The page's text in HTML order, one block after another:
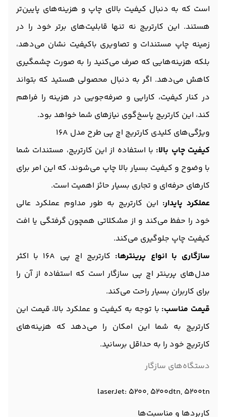
است که به دنبال کیفیت بالای چاپ و هزینه‌های پایین‌تر
هستند. این کارتریج نه تنها قابلیت‌های برتر خود را در
زمینه چاپ مستندات و تصاویری باکیفیت نشان می‌دهد،
بلکه هزینه‌هایی که صرف می‌کنید را به صورت چشمگیری
کاهش می‌دهد. اگر به دنبال محصولی هستید که بتواند
در کنار کیفیت، کارایی و صرفه‌جویی در هزینه را فراهم
کند، این کارتریج پاسخ‌گوی نیازهای شما خواهد بود.
ویژگی‌های کلیدی کارتریج اچ پی طرح مدل 16A
کیفیت چاپ بالا: با استفاده از این کارتریج، مستندات شما
با وضوح و کیفیت بسیار بالا چاپ می‌شوند، که این امر برای
کارهای حرفه‌ای و تجاری بسیار حائز اهمیت است.
عملکرد پایدار: این کارتریج به طور مداوم عملکرد عالی
خود را حفظ می‌کند و از مشکلاتی همچون گرفتگی یا افت
کیفیت چاپ جلوگیری می‌کند.
سازگاری با انواع پرینترها:
کارتریج اچ پی 16A با اکثر
مدل‌های پرینتر اچ پی سازگار است که استفاده از آن را
برای کاربران بسیار راحت می‌کند.
قیمت مناسب: با توجه به کیفیت و عملکرد بالا، قیمت این
کارتریج به شما این امکان را می‌دهد که هزینه‌های
کارتریج خود را به حداقل برسانید.
دستگاه‌های سازگار
laserJet: 5200, 5200dtn, 5200tn
کاربردها و مناسبت‌ها